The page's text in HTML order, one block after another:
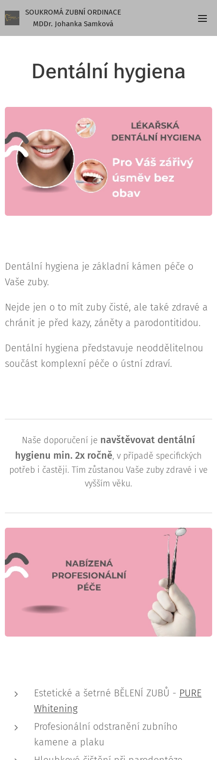
SOUKROMÁ ZUBNÍ ORDINACE
MDDr. Johanka Samková
Dentální hygiena
Dentální hygiena je základní kámen péče o
Vaše zuby.
Nejde jen o to mít zuby čisté, ale také zdravé a
chránit je před kazy, záněty a parodontitidou.
Dentální hygiena představuje neoddělitelnou
součást komplexní péče o ústní zdraví.
Naše doporučení je navštěvovat dentální
hygienu min. 2x ročně, v případě specifických
potřeb i častěji. Tím zůstanou Vaše zuby zdravé i ve
vyšším věku.
Estetické a šetrné BĚLENÍ ZUBŮ - PURE
Whitening
Profesionální odstranění zubního
kamene a plaku